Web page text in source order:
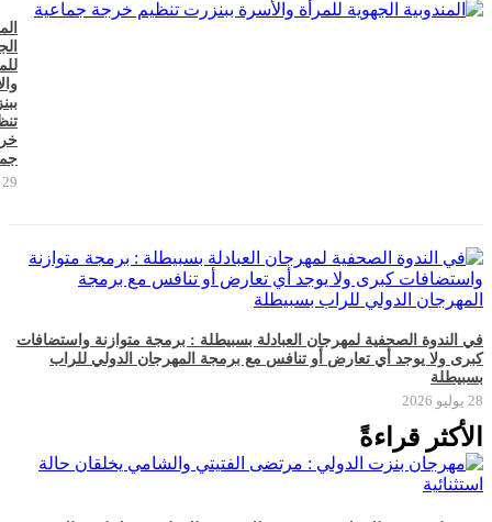
29 يوليو 2026
في الندوة الصحفية لمهرجان العبادلة بسبيطلة : برمجة متوازنة واستضافات
كبرى ولا يوجد أي تعارض أو تنافس مع برمجة المهرجان الدولي للراب
بسبيطلة
28 يوليو 2026
الأكثر قراءةً